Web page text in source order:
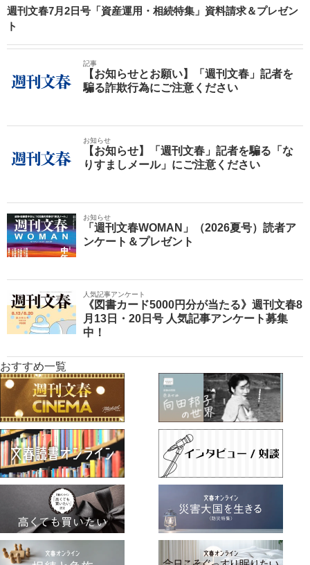
週刊文春7月2日号「資産運用・相続特集」資料請求＆プレゼン
ト
記事
【お知らせとお願い】「週刊文春」記者を
騙る詐欺行為にご注意ください
お知らせ
【お知らせ】「週刊文春」記者を騙る「な
りすましメール」にご注意ください
お知らせ
「週刊文春WOMAN」（2026夏号）読者ア
ンケート＆プレゼント
人気記事アンケート
《図書カード5000円分が当たる》週刊文春8
月13日・20日号 人気記事アンケート募集
中！
おすすめ一覧